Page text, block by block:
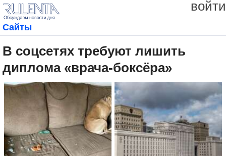
войти
Сайты
В соцсетях требуют лишить
диплома «врача-боксёра»